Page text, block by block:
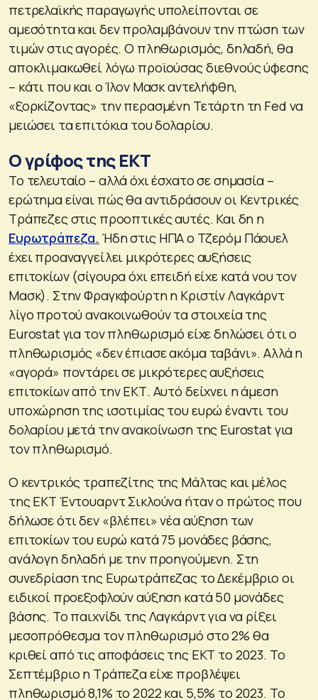
πετρελαϊκής παραγωγής υπολείπονται σε
αμεσότητα και δεν προλαμβάνουν την πτώση των
τιμών στις αγορές. Ο πληθωρισμός, δηλαδή, θα
αποκλιμακωθεί λόγω προϊούσας διεθνούς ύφεσης
– κάτι που και ο Ίλον Μασκ αντελήφθη,
«ξορκίζοντας» την περασμένη Τετάρτη τη Fed να
μειώσει τα επιτόκια του δολαρίου.
Ο γρίφος της ΕΚΤ
Το τελευταίο – αλλά όχι έσχατο σε σημασία –
ερώτημα είναι πώς θα αντιδράσουν οι Κεντρικές
Τράπεζες στις προοπτικές αυτές. Και δη η
Ευρωτράπεζα. Ήδη στις ΗΠΑ ο Τζερόμ Πάουελ
έχει προαναγγείλει μικρότερες αυξήσεις
επιτοκίων (σίγουρα όχι επειδή είχε κατά νου τον
Μασκ). Στην Φραγκφούρτη η Κριστίν Λαγκάρντ
λίγο προτού ανακοινωθούν τα στοιχεία της
Eurostat για τον πληθωρισμό είχε δηλώσει ότι ο
πληθωρισμός «δεν έπιασε ακόμα ταβάνι». Αλλά η
«αγορά» ποντάρει σε μικρότερες αυξήσεις
επιτοκίων από την ΕΚΤ. Αυτό δείχνει η άμεση
υποχώρηση της ισοτιμίας του ευρώ έναντι του
δολαρίου μετά την ανακοίνωση της Eurostat για
τον πληθωρισμό.
Ο κεντρικός τραπεζίτης της Μάλτας και μέλος
της ΕΚΤ Έντουαρντ Σικλούνα ήταν ο πρώτος που
δήλωσε ότι δεν «βλέπει» νέα αύξηση των
επιτοκίων του ευρώ κατά 75 μονάδες βάσης,
ανάλογη δηλαδή με την προηγούμενη. Στη
συνεδρίαση της Ευρωτράπεζας το Δεκέμβριο οι
ειδικοί προεξοφλούν αύξηση κατά 50 μονάδες
βάσης. Το παιχνίδι της Λαγκάρντ για να ρίξει
μεσοπρόθεσμα τον πληθωρισμό στο 2% θα
κριθεί από τις αποφάσεις της ΕΚΤ το 2023. Το
Σεπτέμβριο η Τράπεζα είχε προβλέψει
πληθωρισμό 8,1% το 2022 και 5,5% το 2023. Το